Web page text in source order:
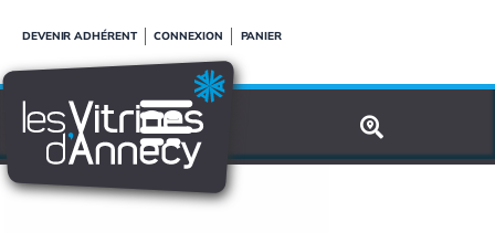
contenu
DEVENIR ADHÉRENT CONNEXION PANIER